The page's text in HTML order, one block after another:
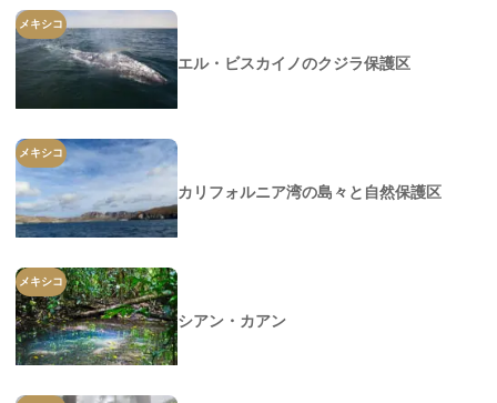
メキシコ
エル・ビスカイノのクジラ保護区
メキシコ
カリフォルニア湾の島々と自然保護区
メキシコ
シアン・カアン